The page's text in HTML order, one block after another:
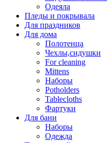
Одеяла
Пледы и покрывала
Для праздников
Для дома
Полотенца
Чехлы,сидушки
For cleaning
Mittens
Наборы
Potholders
Tablecloths
Фартуки
Для бани
Наборы
Одежда